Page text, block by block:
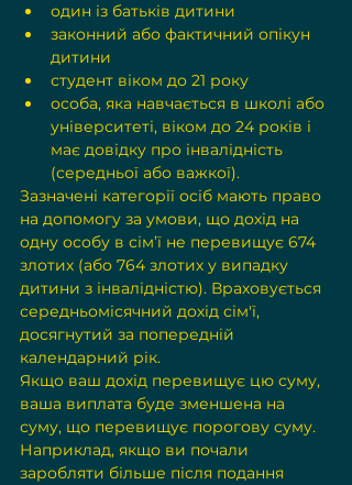
один із батьків дитини
законний або фактичний опікун
дитини
студент віком до 21 року
особа, яка навчається в школі або
університеті, віком до 24 років і
має довідку про інвалідність
(середньої або важкої).
Зазначені категорії осіб мають право
на допомогу за умови, що дохід на
одну особу в сім’ї не перевищує 674
злотих (або 764 злотих у випадку
дитини з інвалідністю). Враховується
середньомісячний дохід сім'ї,
досягнутий за попередній
календарний рік.
Якщо ваш дохід перевищує цю суму,
ваша виплата буде зменшена на
суму, що перевищує порогову суму.
Наприклад, якщо ви почали
заробляти більше після подання